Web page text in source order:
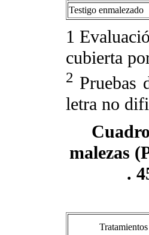
Testigo enmalezado
1
cubierta
2 Pruebas
letra no
malezas
.
Tratamientos